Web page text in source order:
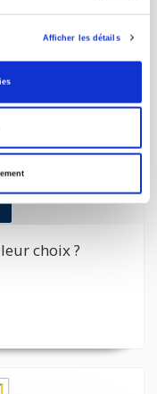
Afficher les détails
choix ?